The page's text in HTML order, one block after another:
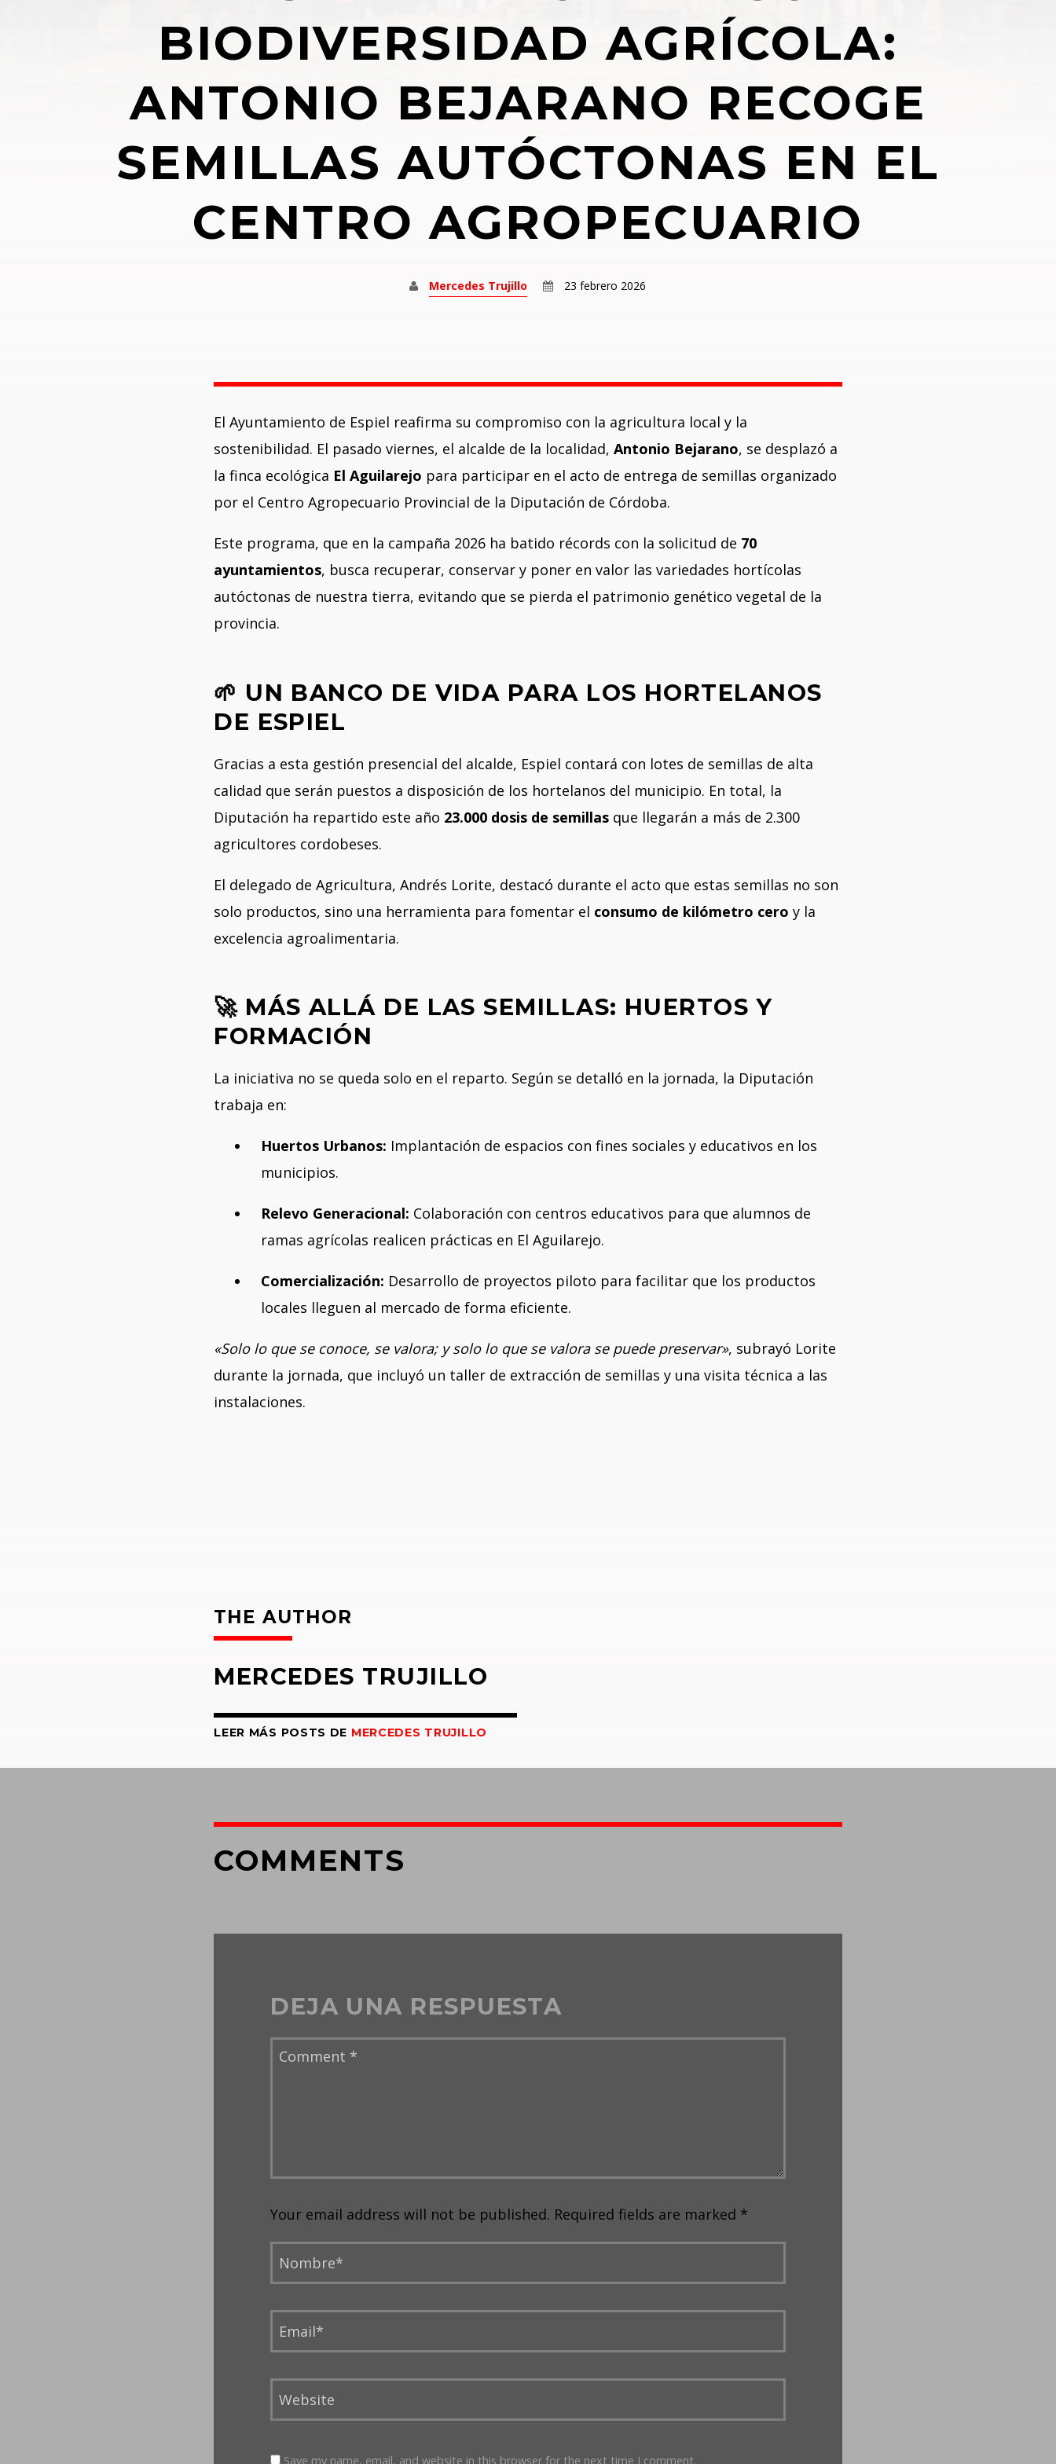
HIPSTER MORNING
CONEXIÓN 29
DESCUBRE BY TOP
13:00 15:00
BIODIVERSIDAD AGRÍCOLA:
ANTONIO BEJARANO RECOGE
SEMILLAS AUTÓCTONAS EN EL
CENTRO AGROPECUARIO
Mercedes Trujillo 23 febrero 2026
El Ayuntamiento de Espiel reafirma su compromiso con la agricultura local y la
sostenibilidad. El pasado viernes, el alcalde de la localidad,Antonio Bejarano, se desplazó a
la finca ecológica El Aguilarejo para participar en el acto de entrega de semillas organizado
por el Centro Agropecuario Provincial de la Diputación de Córdoba.
Este programa, que en la campaña 2026 ha batido récords con la solicitud de 70
ayuntamientos, busca recuperar, conservar y poner en valor las variedades hortícolas
autóctonas de nuestra tierra, evitando que se pierda el patrimonio genético vegetal de la
provincia.
🌱 UN BANCO DE VIDA PARA LOS HORTELANOS
DE ESPIEL
Gracias a esta gestión presencial del alcalde, Espiel contará con lotes de semillas de alta
calidad que serán puestos a disposición de los hortelanos del municipio. En total, la
Diputación ha repartido este año 23.000 dosis de semillas que llegarán a más de 2.300
agricultores cordobeses.
El delegado de Agricultura, Andrés Lorite, destacó durante el acto que estas semillas no son
solo productos, sino una herramienta para fomentar el consumo de kilómetro cero y la
excelencia agroalimentaria.
🚀 MÁS ALLÁ DE LAS SEMILLAS: HUERTOS Y
FORMACIÓN
La iniciativa no se queda solo en el reparto. Según se detalló en la jornada, la Diputación
trabaja en:
Huertos Urbanos: Implantación de espacios con fines sociales y educativos en los
municipios.
Relevo Generacional: Colaboración con centros educativos para que alumnos de
ramas agrícolas realicen prácticas en El Aguilarejo.
Comercialización: Desarrollo de proyectos piloto para facilitar que los productos
locales lleguen al mercado de forma eficiente.
«Solo lo que se conoce, se valora; y solo lo que se valora se puede preservar», subrayó Lorite
durante la jornada, que incluyó un taller de extracción de semillas y una visita técnica a las
instalaciones.
THE AUTHOR
MERCEDES TRUJILLO
LEER MÁS POSTS DE MERCEDES TRUJILLO
COMMENTS
DEJA UNA RESPUESTA
Your email address will not be published. Required fields are marked *
Save my name, email, and website in this browser for the next time I comment.